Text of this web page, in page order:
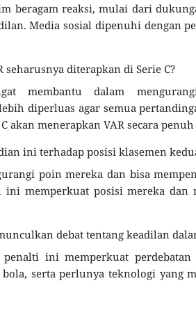
beragam reaksi, mulai dari
Media sosial dipenuhi dengan
seharusnya diterapkan di Serie C?
membantu dalam
diperluas agar semua
akan menerapkan VAR secara
ini terhadap posisi klasemen
poin mereka dan bisa
ini memperkuat posisi mereka
debat tentang keadilan
ini memperkuat
serta perlunya teknologi yang